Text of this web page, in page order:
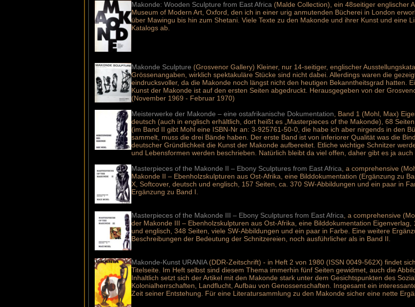
Makonde: Wooden Sculpture from East Africa (Malde Collection), ein 48seitiger englischer
Museum of Modern Art, Oxford, den ich in einer urig anmutenden Bücherei in London
über Mawingu bis hin zum Shetani. Viele Texte zu den Makonde und ihrer Kunst und eine
Katalogs ab.
Makonde Sculpture (Grosvenor Gallery) Kleiner, nur 14-seitiger, englischer
Grössenangaben, wirklich spektakuläre Stücke sind nicht dabei. Allerdings waren die
eindrucksvoller, da die Makonde noch längst nicht den heutigen Bekanntheitsgrad hatten.
Kunst der Makonde ist auf den ersten Seiten abgedruckt. Herausgegeben von der
(November 1969 - Februar 1970)
Meisterwerke der Makonde – eine ostafrikanische Dokumentation , Band 1 (Mohl, Max)
deutsch (auch in englisch erhältlich, dort heißt es „Masterpieces of the Makonde), 68
(im Band II gibt Mohl eine ISBN-Nr an: 3-925761-50-0, die habe ich aber nirgends in den
sammelt, muss die drei Bände haben. Der erste Band ist von inferiorer Qualität was die
deutscher Gründlichkeit die Kunst der Makonde aufbereitet. Etliche wichtige Schnitzer
und Lebensformen werden beschrieben. Natürlich bleibt da viel offen, daher gibt es ja auch
Masterpieces of the Makonde II – Ebony Sculptures from East Africa , a comprehensive
Makonde II – Ebenholzskulpturen aus Ost-Afrika, eine Bilddokumentation (Ergänzung zu
X, Softcover, deutsch und englisch, 157 Seiten, ca. 370 SW-Abbildungen und ein paar in
Ergänzung zu Band I.
Masterpieces of the Makonde III – Ebony Sculptures from East Africa , a comprehensive
der Makonde III – Ebenholzskulpturen aus Ost-Afrika, eine Bilddokumentation
und englisch, 348 Seiten, viele SW-Abbildungen und ein paar in Farbe. Eine weitere
Beschreibungen der Bedeutung der Schnitzereien, noch ausführlicher als in Band II.
Makonde-Kunst URANIA(DDR-Zeitschrift) - in Heft 2 von 1980 (ISSN 0049-562X) findet
Titelseite. Im Heft selbst sind diesem Thema immerhin fünf Seiten gewidmet, auch die
Inhaltlich setzt sich der Artikel mit den Makonde stark unter dem Gesichtspunkten des
Kolonialherrschaften, Landflucht, Aufbau von Genossenschaften. Insgesamt ein
Zeit seiner Entstehung. Für eine Literatursammlung zu den Makonde sicher eine nette